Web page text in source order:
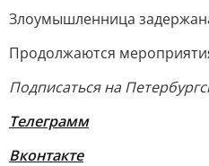
Злоумышленница
Продолжаются
Подписаться на
Телеграмм
Вконтакте